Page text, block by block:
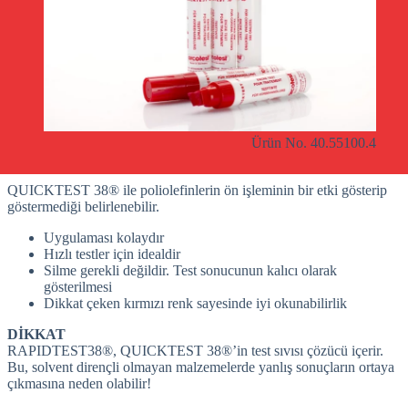
Ürün No. 40.55100.4
QUICKTEST 38® ile poliolefinlerin ön işleminin bir etki gösterip
göstermediği belirlenebilir.
Uygulaması kolaydır
Hızlı testler için idealdir
Silme gerekli değildir. Test sonucunun kalıcı olarak
gösterilmesi
Dikkat çeken kırmızı renk sayesinde iyi okunabilirlik
DİKKAT
RAPIDTEST38®, QUICKTEST 38®’in test sıvısı çözücü içerir.
Bu, solvent dirençli olmayan malzemelerde yanlış sonuçların ortaya
çıkmasına neden olabilir!